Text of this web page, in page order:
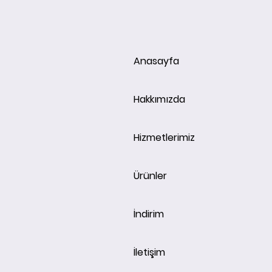
Anasayfa
Hakkımızda
Hizmetlerimiz
Ürünler
İndirim
İletişim